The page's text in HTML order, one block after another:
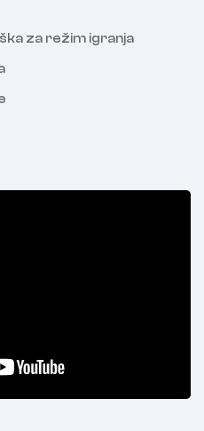
za režim igranja